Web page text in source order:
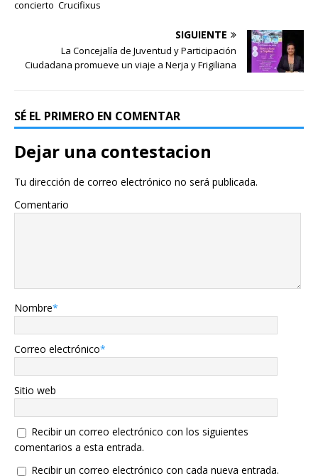
concierto Crucifixus
SIGUIENTE
La Concejalía de Juventud y Participación
Ciudadana promueve un viaje a Nerja y Frigiliana
SÉ EL PRIMERO EN COMENTAR
Dejar una contestacion
Tu dirección de correo electrónico no será publicada.
Comentario
Nombre*
Correo electrónico*
Sitio web
Recibir un correo electrónico con los siguientes
comentarios a esta entrada.
Recibir un correo electrónico con cada nueva entrada.